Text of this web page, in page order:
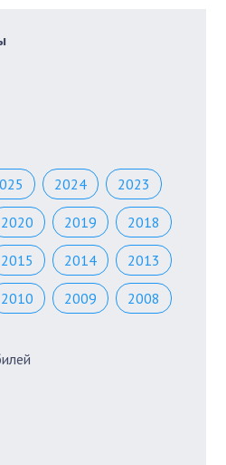
2024 2023
2020 2019 2018
2015 2014 2013
2010 2009 2008